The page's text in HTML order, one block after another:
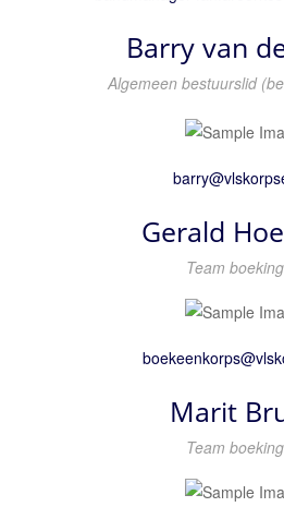
Barry van
Algemeen bestuurslid
Gerald
Team
Marit
Team